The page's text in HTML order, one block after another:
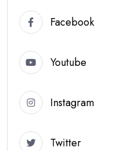
Facebook
Youtube
Instagram
Twitter